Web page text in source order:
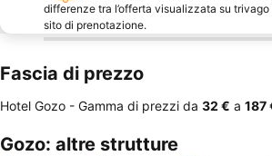
differenze tra l’offerta visualizzata su
sito di prenotazione.
Fascia di prezzo
Hotel Gozo - Gamma di prezzi da ‎32 € a ‎187
Gozo: altre strutture